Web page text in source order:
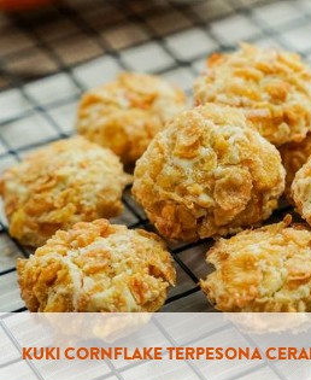
KUKI CORNFLAKE TERPESONA